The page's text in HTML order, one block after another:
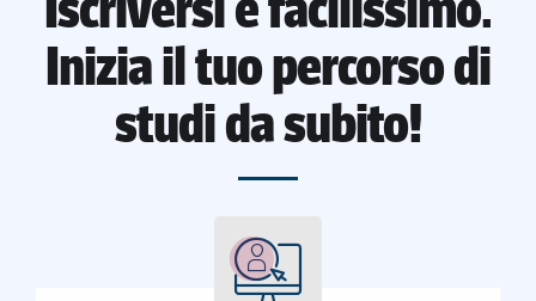
Inizia il tuo percorso di
studi da subito!